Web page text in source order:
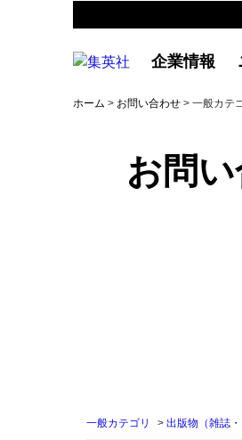
企業情報
ホーム > お問い合わせ > 一般カテ
お問
一般カテゴリ > 出版物（雑誌